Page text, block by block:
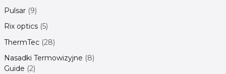
Pulsar 9
Rix optics 5
ThermTec 28
Nasadki Termowizyjne 8
Guide 2